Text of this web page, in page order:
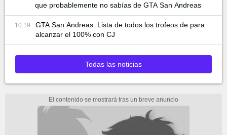
que probablemente no sabías de GTA San Andreas
10:19
GTA San Andreas: Lista de todos los trofeos de para
alcanzar el 100% con CJ
Todas las noticias